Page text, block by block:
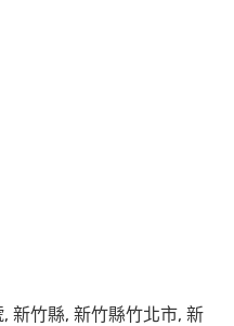
新竹縣, 新竹縣竹北市, 新